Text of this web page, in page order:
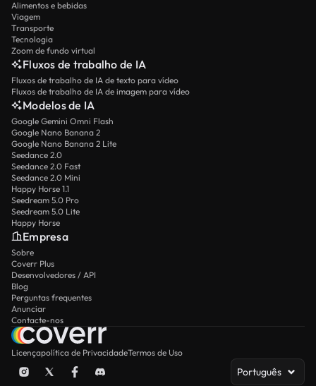
Alimentos e bebidas
Viagem
Transporte
Tecnologia
Zoom de fundo virtual
Fluxos de trabalho de IA
Fluxos de trabalho de IA de texto para vídeo
Fluxos de trabalho de IA de imagem para vídeo
Modelos de IA
Google Gemini Omni Flash
Google Nano Banana 2
Google Nano Banana 2 Lite
Seedance 2.0
Seedance 2.0 Fast
Seedance 2.0 Mini
Happy Horse 1.1
Seedream 5.0 Pro
Seedream 5.0 Lite
Happy Horse
Empresa
Sobre
Coverr Plus
Desenvolvedores / API
Blog
Perguntas frequentes
Anunciar
Contacte-nos
Licençapolítica de PrivacidadeTermos de Uso
Português